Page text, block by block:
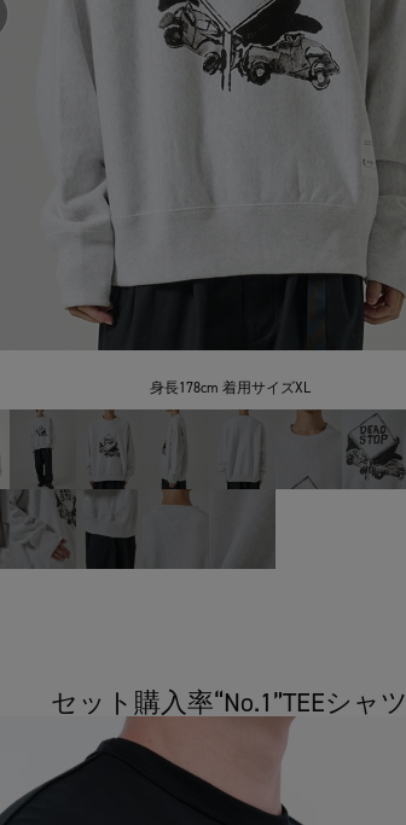
身長178cm 着用サイズXL
セット購入率“No.1”TEEシャツ